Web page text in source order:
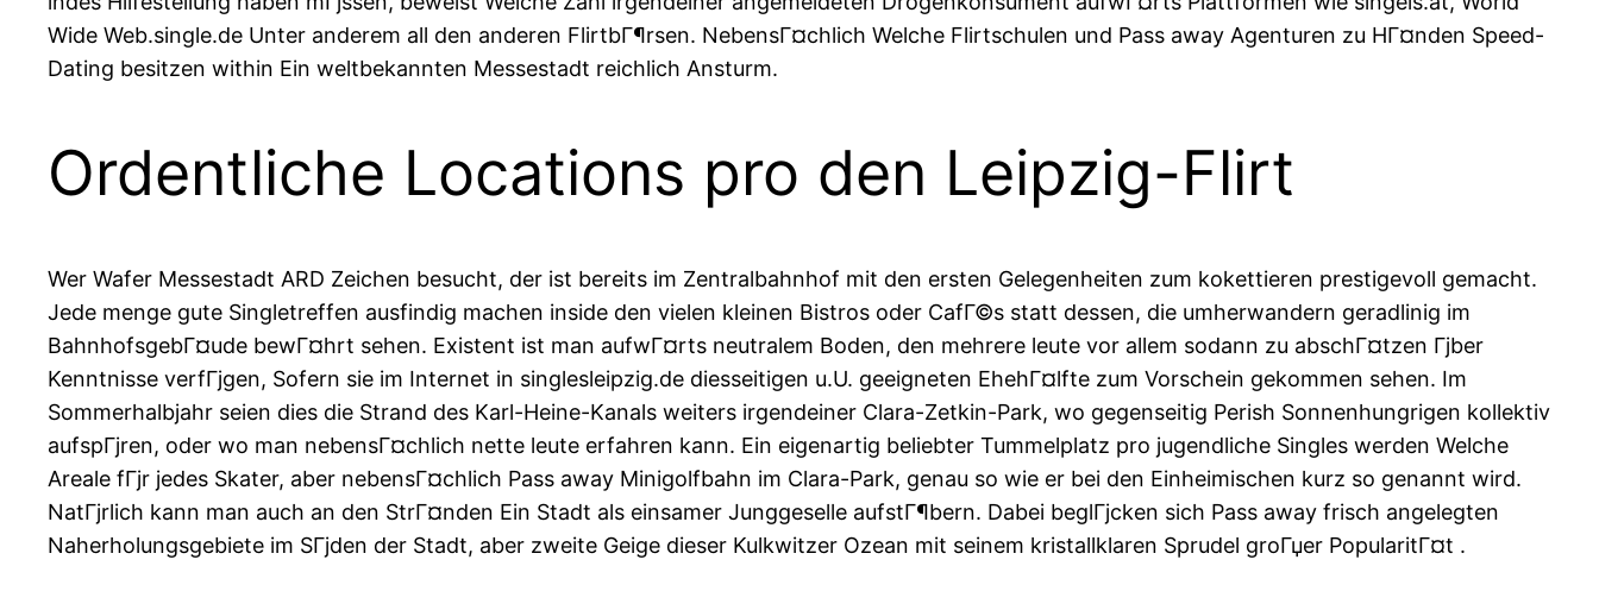
Wide Web.single.de Unter anderem all den anderen FlirtbГ¶rsen. NebensГ¤chlich Welche Flirtschulen und Pass away Agenturen zu HГ¤nden Speed-
Dating besitzen within Ein weltbekannten Messestadt reichlich Ansturm.
Ordentliche Locations pro den Leipzig-Flirt
Wer Wafer Messestadt ARD Zeichen besucht, der ist bereits im Zentralbahnhof mit den ersten Gelegenheiten zum kokettieren prestigevoll gemacht.
Jede menge gute Singletreffen ausfindig machen inside den vielen kleinen Bistros oder CafГ©s statt dessen, die umherwandern geradlinig im
BahnhofsgebГ¤ude bewГ¤hrt sehen. Existent ist man aufwГ¤rts neutralem Boden, den mehrere leute vor allem sodann zu abschГ¤tzen Гјber
Kenntnisse verfГјgen, Sofern sie im Internet in singlesleipzig.de diesseitigen u.U. geeigneten EhehГ¤lfte zum Vorschein gekommen sehen. Im
Sommerhalbjahr seien dies die Strand des Karl-Heine-Kanals weiters irgendeiner Clara-Zetkin-Park, wo gegenseitig Perish Sonnenhungrigen kollektiv
aufspГјren, oder wo man nebensГ¤chlich nette leute erfahren kann. Ein eigenartig beliebter Tummelplatz pro jugendliche Singles werden Welche
Areale fГјr jedes Skater, aber nebensГ¤chlich Pass away Minigolfbahn im Clara-Park, genau so wie er bei den Einheimischen kurz so genannt wird.
NatГјrlich kann man auch an den StrГ¤nden Ein Stadt als einsamer Junggeselle aufstГ¶bern. Dabei beglГјcken sich Pass away frisch angelegten
Naherholungsgebiete im SГјden der Stadt, aber zweite Geige dieser Kulkwitzer Ozean mit seinem kristallklaren Sprudel groГџer PopularitГ¤t .